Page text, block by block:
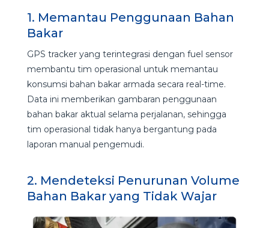
1. Memantau Penggunaan Bahan
Bakar
GPS tracker yang terintegrasi dengan fuel sensor
membantu tim operasional untuk memantau
konsumsi bahan bakar armada secara real-time.
Data ini memberikan gambaran penggunaan
bahan bakar aktual selama perjalanan, sehingga
tim operasional tidak hanya bergantung pada
laporan manual pengemudi.
2. Mendeteksi Penurunan Volume
Bahan Bakar yang Tidak Wajar